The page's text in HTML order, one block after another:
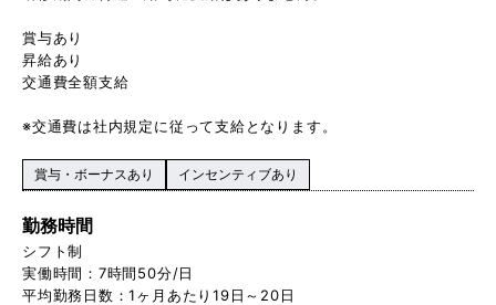
賞与あり
昇給あり
交通費全額支給
※交通費は社内規定に従って支給となります。
賞与・ボーナスあり インセンティブあり
勤務時間
シフト制
実働時間：7時間50分/日
平均勤務日数：1ヶ月あたり19日～20日